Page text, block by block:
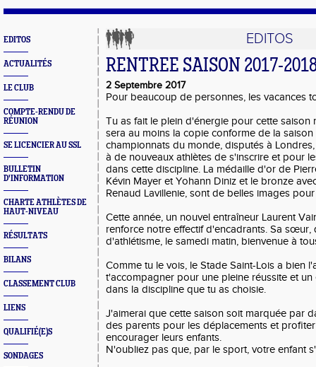
EDITOS
ACTUALITÉS
LE CLUB
COMPTE-RENDU DE
RÉUNION
SE LICENCIER AU SSL
BULLETIN
D'INFORMATION
CHARTE ATHLÈTES DE
HAUT-NIVEAU
RÉSULTATS
BILANS
CLASSEMENT CLUB
LIENS
QUALIFIÉ(E)S
SONDAGES
EDITOS
RENTREE SAISON 2017-
2 Septembre 2017
Pour beaucoup de personnes, les vacances
Tu as fait le plein d'énergie pour cette saison
sera au moins la copie conforme de la saison
championnats du monde, disputés à
à de nouveaux athlètes de s'inscrire et pour
dans cette discipline. La médaille d'or de
Kévin Mayer et Yohann Diniz et le bronze
Renaud Lavillenie, sont de belles images
Cette année, un nouvel entraîneur Laurent
renforce notre effectif d'encadrants. Sa sœur,
d'athlétisme, le samedi matin, bienvenue à
Comme tu le vois, le Stade Saint-Lois a bien
t'accompagner pour une pleine réussite et
dans la discipline que tu as choisie.
J'aimerai que cette saison soit marquée par
des parents pour les déplacements et
encourager leurs enfants.
N'oubliez pas que, par le sport, votre enfant